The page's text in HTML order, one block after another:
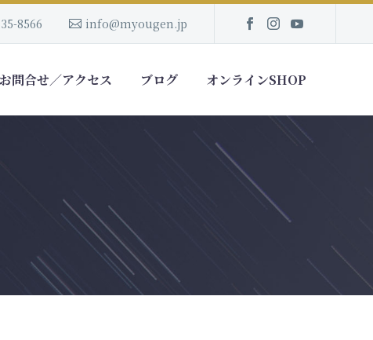
8566 info@myougen.jp
お問合せ／アクセス ブログ オンラインSHOP